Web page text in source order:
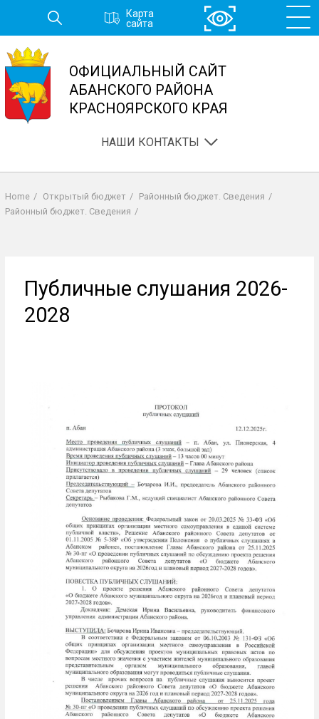
основному
содержанию
Карта
сайта
ОФИЦИАЛЬНЫЙ САЙТ
АБАНСКОГО РАЙОНА
КРАСНОЯРСКОГО КРАЯ
НАШИ КОНТАКТЫ
Строка
Home / Открытый бюджет / Районный бюджет. Сведения /
Районный бюджет. Сведения /
Публичные слушания 2026-
2028